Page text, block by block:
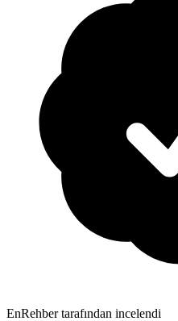
EnRehber tarafından incelendi